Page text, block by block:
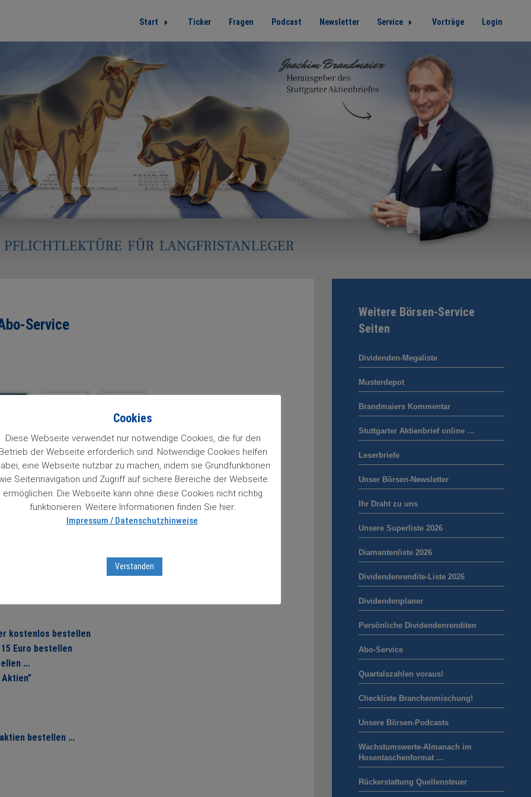
Start Ticker Fragen Podcast Newsletter Service Vorträge Login
Service
kostenlos bestellen
Euro bestellen
…
bestellen …
Weitere Börsen-Service
Seiten
Dividenden-Megaliste
Musterdepot
Brandmaiers Kommentar
Stuttgarter Aktienbrief online …
Leserbriefe
Unser Börsen-Newsletter
Ihr Draht zu uns
Unsere Superliste 2026
Diamantenliste 2026
Dividendenrendite-Liste 2026
Dividendenplaner
Persönliche Dividendenrenditen
Abo-Service
Quartalszahlen voraus!
Checkliste Branchenmischung!
Unsere Börsen-Podcasts
Wachstumswerte-Almanach im
Hosentaschenformat …
Rückerstattung Quellensteuer
Cookies
Diese Webseite verwendet nur notwendige Cookies, die für den
der Webseite erforderlich sind. Notwendige Cookies helfen
eine Webseite nutzbar zu machen, indem sie Grundfunktionen
Seitennavigation und Zugriff auf sichere Bereiche der Webseite
ermöglichen. Die Webseite kann ohne diese Cookies nicht richtig
funktionieren. Weitere Informationen finden Sie hier:
Impressum / Datenschutzhinweise
Verstanden